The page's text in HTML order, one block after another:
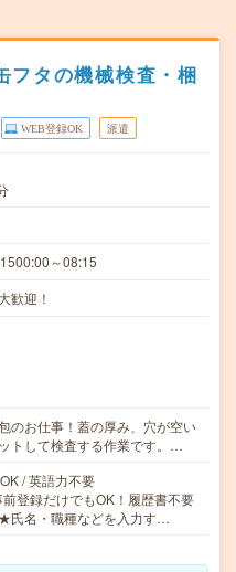
フタの機械検査・梱
WEB登録OK 派遣
～08:15
歓迎！
のお仕事！蓋の厚み、穴が空い
トして検査する作業です。…
/ 英語力不要
登録だけでもOK！履歴書不要
氏名・職種などを入力す…